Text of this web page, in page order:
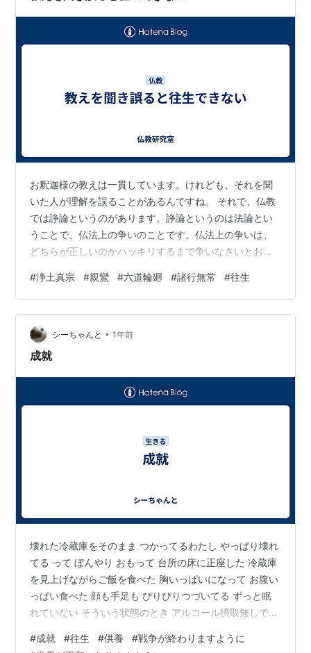
お釈迦様の教えは一貫しています。けれども、それを聞
いた人が理解を誤ることがあるんですね。 それで、仏教
では諍論というのがあります。諍論というのは法論とい
うことで、仏法上の争いのことです。仏法上の争いは、
どちらが正しいのかハッキリするまで争いなさいとお釈
あらず」とも言われますね。よこしまを破り、真実を顕
らかにする、破邪顕正。この心のない人は仏弟子ではな
いと言われています。お釈迦様の説かれたことはただ一
つ。 浄土真宗の親鸞聖人がなされた大きな３つの争いを
「三大諍論」と言われます。小さいものを含めると９回
#浄土真宗 #親鸞 #六道輪廻 #諸行無常 #往生
シーちゃんと • 1年前
成就
壊れた冷蔵庫をそのまま つかってるわたし やっぱり壊れ
てる って ぼんやり おもって 台所の床に正座した 冷蔵庫
を見上げながらご飯を食べた 胸いっぱいになって お腹い
っぱい食べた 顔も手足も ぴりぴりつづいてる ずっと眠
れていない そういう状態のとき アルコール摂取無しでも
どんどんヤバくなってる と ぼんやりおもって食べた 介
#成就 #往生 #供養 #戦争が終わりますように